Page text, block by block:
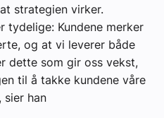
strategien virker.
tydelige: Kundene merker
og at vi leverer både
dette som gir oss vekst,
til å takke kundene våre
han